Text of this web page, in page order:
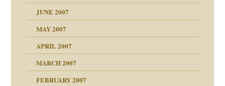
in meiner
voller Absicht!"
JUNE 2007
MAY 2007
APRIL 2007
MARCH 2007
FEBRUARY 2007